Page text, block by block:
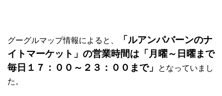
グーグルマップ情報によると、
「ルアンパバーンのナ
イトマーケット」の営業時間は「月曜～日曜まで
毎日１７：００～２３：００まで」
となっていまし
た。